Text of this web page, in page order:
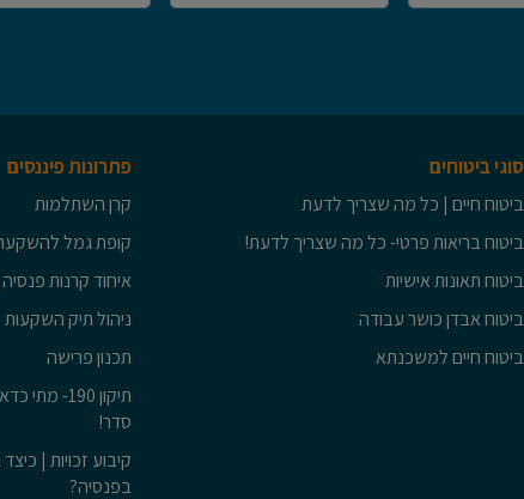
סוגי ביטוחים
ביטוח חיים | כל מה שצריך לדעת
ביטוח בריאות פרטי- כל מה שצריך לדעת!
ביטוח תאונות אישיות
ביטוח אבדן כושר עבודה
ביטוח חיים למשכנתא
פתרונות פיננסים
קרן השתלמות
קופת גמל
איחוד קרנות
ניהול תיק השקעות
תכנון פרישה
תיקון 190-
סדר!
קיבוע זכויות |
בפנסיה?